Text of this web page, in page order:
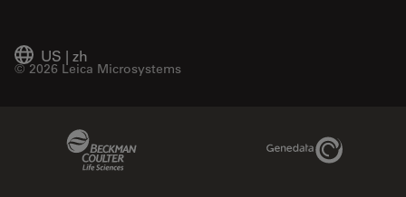
US | zh
© 2026 Leica Microsystems
Genedata Link